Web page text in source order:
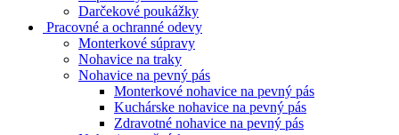
Darčekové poukážky
Pracovné a ochranné odevy
Monterkové súpravy
Nohavice na traky
Nohavice na pevný pás
Monterkové nohavice na pevný pás
Kuchárske nohavice na pevný pás
Zdravotné nohavice na pevný pás